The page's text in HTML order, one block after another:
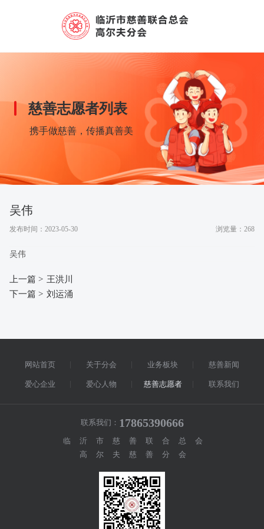
慈善志愿者列表
携手做慈善，传播真善美
吴伟
发布时间：2023-05-30 浏览量：268
吴伟
上一篇 > 王洪川
下一篇 > 刘运涌
网站首页 关于分会 业务板块 慈善新闻
爱心企业 爱心人物 慈善志愿者 联系我们
联系我们： 17865390666
临沂市慈善联合总会
高尔夫慈善分会